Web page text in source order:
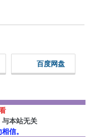
百度网盘
与本站无关
信。